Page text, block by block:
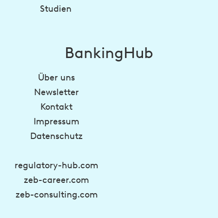
Studien
BankingHub
Über uns
Newsletter
Kontakt
Impressum
Datenschutz
regulatory-hub.com
zeb-career.com
zeb-consulting.com